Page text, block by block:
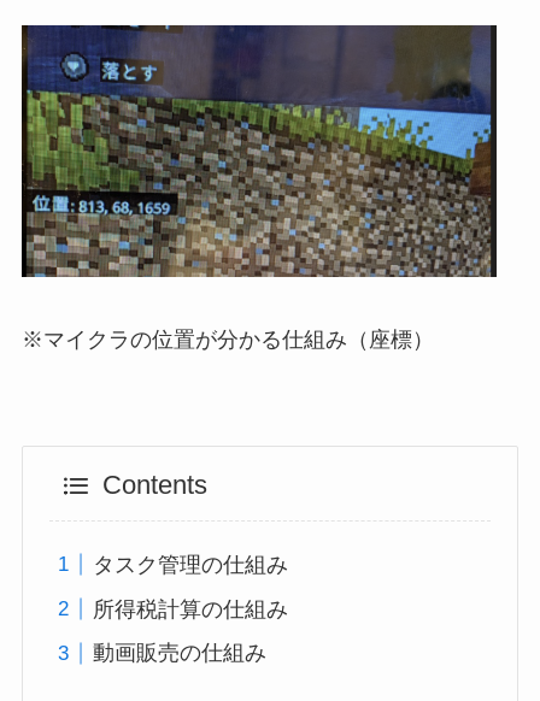
※マイクラの位置が分かる仕組み（座標）
Contents
タスク管理の仕組み
所得税計算の仕組み
動画販売の仕組み